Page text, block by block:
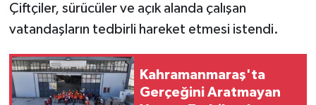
Çiftçiler, sürücüler ve açık alanda çalışan
vatandaşların tedbirli hareket etmesi istendi.
Kahramanmaraş'ta
Gerçeğini Aratmayan
TANITIM
HABERDE İNSAN